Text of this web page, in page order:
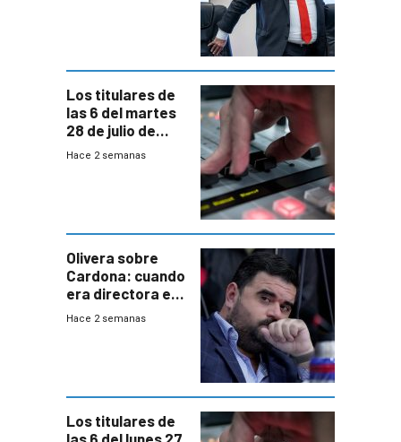
Los titulares de
las 6 del martes
28 de julio de
2026
Hace 2 semanas
Olivera sobre
Cardona: cuando
era directora en
UTE “no era muy
Hace 2 semanas
Los titulares de